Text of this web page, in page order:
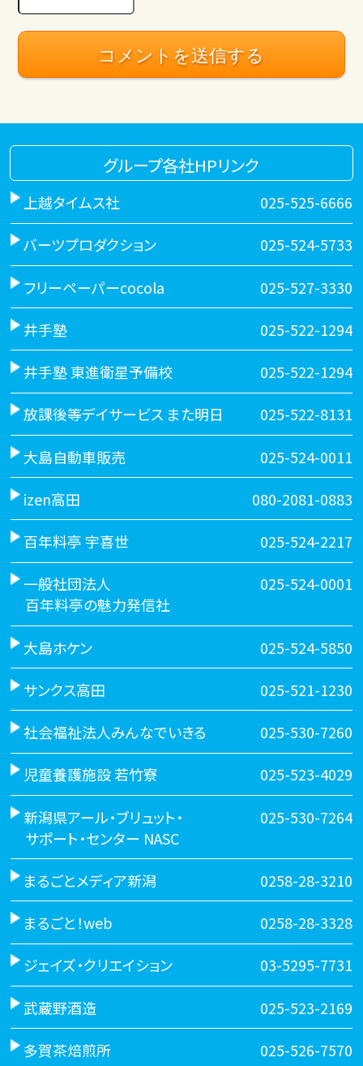
グループ各社HPリンク
上越タイムス社 025-525-6666
バーツプロダクション 025-524-5733
フリーペーパーcocola 025-527-3330
井手塾 025-522-1294
井手塾 東進衛星予備校 025-522-1294
放課後等デイサービス また明日 025-522-8131
大島自動車販売 025-524-0011
izen高田 080-2081-0883
百年料亭 宇喜世 025-524-2217
一般社団法人
百年料亭の魅力発信社
025-524-0001
大島ホケン 025-524-5850
サンクス高田 025-521-1230
社会福祉法人みんなでいきる 025-530-7260
児童養護施設 若竹寮 025-523-4029
新潟県アール・ブリュット・
サポート・センター NASC
025-530-7264
まるごとメディア新潟 0258-28-3210
まるごと！web 0258-28-3328
ジェイズ・クリエイション 03-5295-7731
武蔵野酒造 025-523-2169
多賀茶焙煎所 025-526-7570